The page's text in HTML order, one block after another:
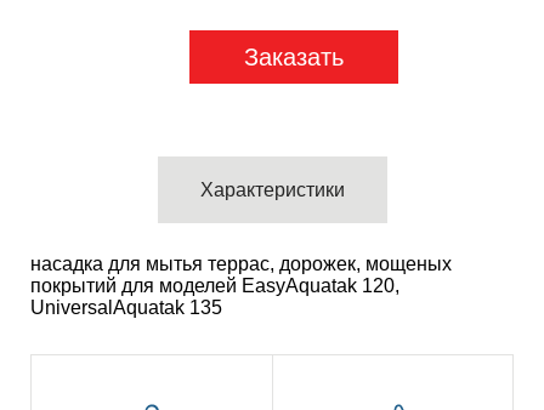
Заказать
Характеристики
насадка для мытья террас, дорожек, мощеных
покрытий для моделей EasyAquatak 120,
UniversalAquatak 135